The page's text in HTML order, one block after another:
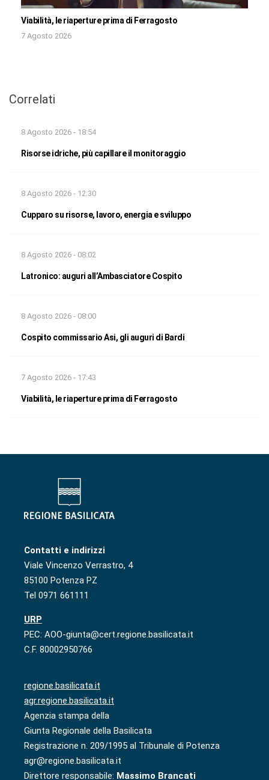
Viabilità, le riaperture prima di Ferragosto
7 Agosto 2026
Correlati
8 Agosto 2026 - 18:54
Risorse idriche, più capillare il monitoraggio
8 Agosto 2026 - 12:30
Cupparo su risorse, lavoro, energia e sviluppo
8 Agosto 2026 - 08:02
Latronico: auguri all’Ambasciatore Cospito
8 Agosto 2026 - 08:00
Cospito commissario Asi, gli auguri di Bardi
7 Agosto 2026 - 17:43
Viabilità, le riaperture prima di Ferragosto
Contatti e indirizzi
Viale Vincenzo Verrastro, 4
85100 Potenza PZ
Tel 0971 661111
URP
PEC: AOO-giunta@cert.regione.basilicata.it
C.F. 80002950766
regione.basilicata.it
agr.regione.basilicata.it
Agenzia stampa della
Giunta Regionale della Basilicata
Registrazione n. 209/1995 al Tribunale di Potenza
agr@regione.basilicata.it
Direttore responsabile: Massimo Brancati